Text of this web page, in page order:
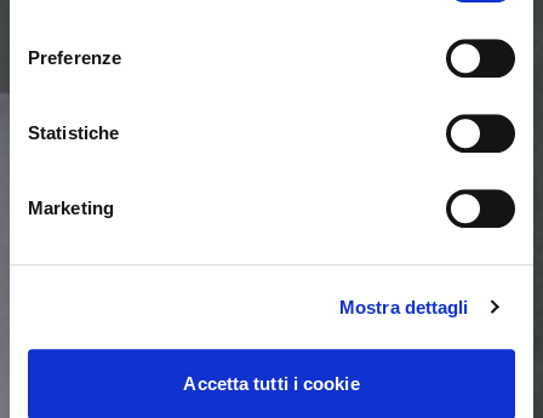
Preferenze
Statistiche
Marketing
Mostra dettagli
Accetta tutti i cookie
para España. ¿Deseas cambiar al sitio en Estados